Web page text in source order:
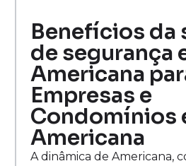
Benefícios da
de segurança
Americana
Empresas e
Condomínios
Americana
A dinâmica de Americana,